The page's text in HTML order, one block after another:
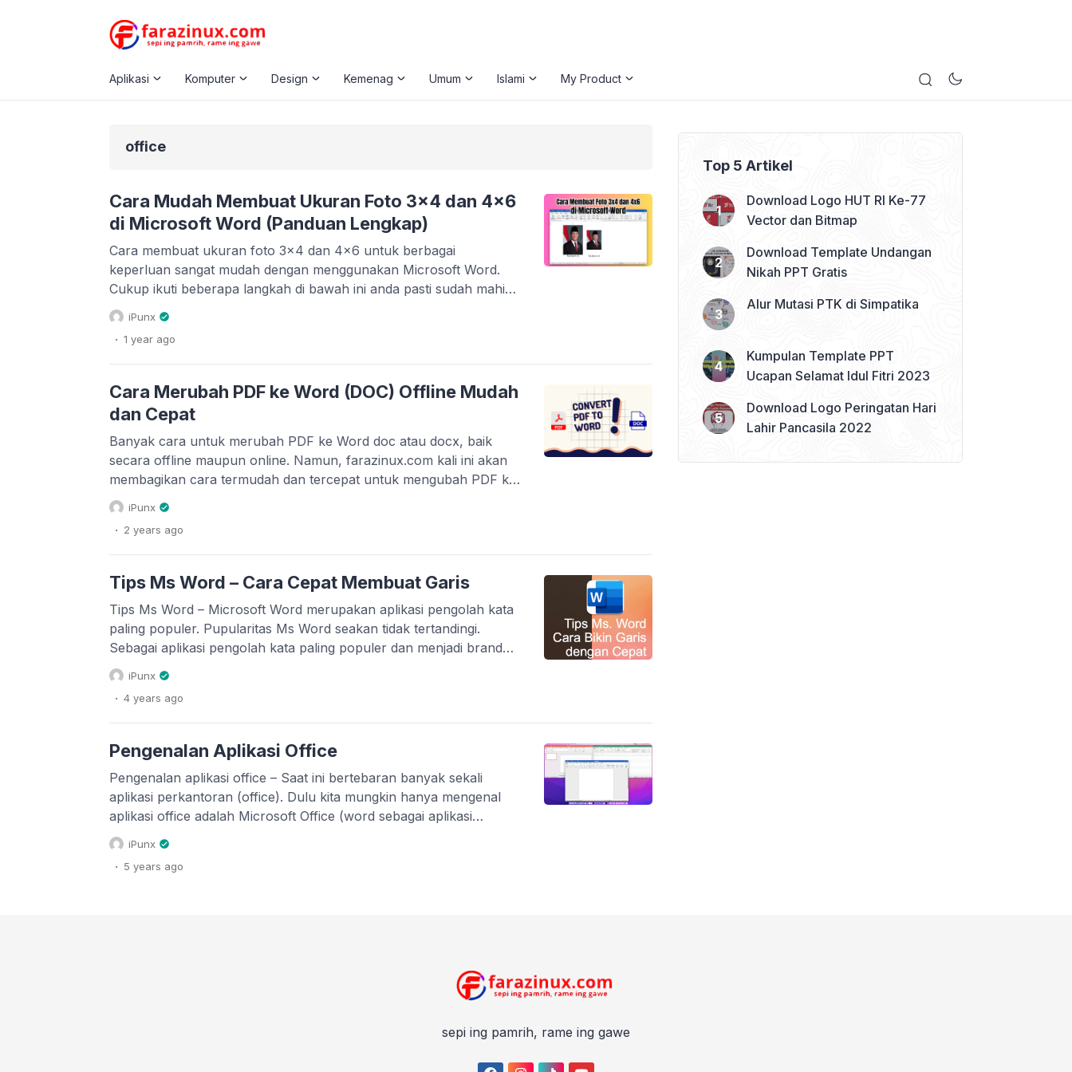
Aplikasi Komputer Design Kemenag Umum Islami My Product
office
Cara Mudah Membuat Ukuran Foto 3×4 dan 4×6
di Microsoft Word (Panduan Lengkap)
Cara membuat ukuran foto 3×4 dan 4×6 untuk berbagai
keperluan sangat mudah dengan menggunakan Microsoft Word.
Cukup ikuti beberapa langkah di bawah ini anda pasti sudah mahir
melakukannya. Ukuran foto 3×4 dan 4×6 seringkali menjadi syarat
penting untuk berbagai keperluan, seperti pendaftaran LTMPT,
pembuatan SKCK, atau bahkan persyaratan pernikahan. Namun,
tidak perlu khawatir! Anda bisa […]
iPunx
. 1 year ago
Cara Merubah PDF ke Word (DOC) Offline Mudah
dan Cepat
Banyak cara untuk merubah PDF ke Word doc atau docx, baik
secara offline maupun online. Namun, farazinux.com kali ini akan
membagikan cara termudah dan tercepat untuk mengubah PDF ke
Word tanpa perlu koneksi internet. Ada banyak aplikasi untuk
mengubah atau convert PDF ke Word yang dapat kita gunakan.
Aplikasi Nitro PDF, Adobe Reader, Foxit PDF, […]
iPunx
. 2 years ago
Tips Ms Word – Cara Cepat Membuat Garis
Tips Ms Word – Microsoft Word merupakan aplikasi pengolah kata
paling populer. Pupularitas Ms Word seakan tidak tertandingi.
Sebagai aplikasi pengolah kata paling populer dan menjadi brand
nya aplikasi ketik mengetik. Ms Word walaupun saat ini sudah
banyak aplikasi serupa yang meniru. Walaupun begitu, Ms Word
masih menjadi superior. Layaknya kalau pompa air ya Sanyo, […]
iPunx
. 4 years ago
Pengenalan Aplikasi Office
Pengenalan aplikasi office – Saat ini bertebaran banyak sekali
aplikasi perkantoran (office). Dulu kita mungkin hanya mengenal
aplikasi office adalah Microsoft Office (word sebagai aplikasi
pengolah dokumen, excel sebagai pengolah data spreadsheet,
powerpoint sebagai pengolah presentasi dan access sebagai
pengolah database). Namun, saat ini banyak beragam pilihan yang
iPunx
. 5 years ago
Top 5 Artikel
Download Logo HUT RI Ke-77
Vector dan Bitmap
Download Template Undangan
Nikah PPT Gratis
Alur Mutasi PTK di Simpatika
Kumpulan Template PPT
Ucapan Selamat Idul Fitri 2023
Download Logo Peringatan Hari
Lahir Pancasila 2022
sepi ing pamrih, rame ing gawe